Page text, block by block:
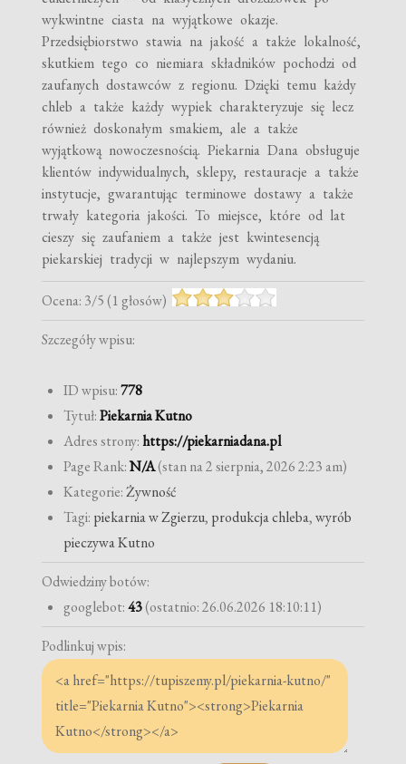
wykwintne ciasta na wyjątkowe okazje.
Przedsiębiorstwo stawia na jakość a także lokalność,
skutkiem tego co niemiara składników pochodzi od
zaufanych dostawców z regionu. Dzięki temu każdy
chleb a także każdy wypiek charakteryzuje się lecz
również doskonałym smakiem, ale a także
wyjątkową nowoczesnością. Piekarnia Dana obsługuje
klientów indywidualnych, sklepy, restauracje a także
instytucje, gwarantując terminowe dostawy a także
trwały kategoria jakości. To miejsce, które od lat
cieszy się zaufaniem a także jest kwintesencją
piekarskiej tradycji w najlepszym wydaniu.
Ocena: 3/5(1głosów)
Szczegóły wpisu:
ID wpisu:778
Tytuł:Piekarnia Kutno
Adres strony:https://piekarniadana.pl
Page Rank:N/A(stan na 2 sierpnia, 2026 2:23 am)
Kategorie:Żywność
Tagi: piekarnia w Zgierzu, produkcja chleba,wyrób
pieczywa Kutno
Odwiedziny botów:
googlebot:43(ostatnio: 26.06.2026 18:10:11)
Podlinkuj wpis: